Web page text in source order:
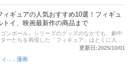
どれが喜ばれるのかわからないという方も多い
この記事では、ポケモンのおもちゃの選び方と
ます。チャート図に基づいたタイプ別診断も試
3歳から8歳くらいまで使える商品を中心に、知
カードゲーム、モンコレシリーズのフィギュア
比較一覧表や通販サイトの最新人気ランキング
口コミとあわせてチェックしてみてください。
ィギュアの人気おすすめ10選！フィギュ
トイ、映画最新作の商品まで
ンボール』シリーズのグッズのなかでも、劇中
ーたちを再現した「フィギュア」はとくに人気
ポーズをつけて遊んだり、複数のキャラを並べ
も多彩なフィギュアは、熱心にコレクションす
ません。とはいえ、『ドラゴンボール』は歴史
更新日:2025/10/01
漫画